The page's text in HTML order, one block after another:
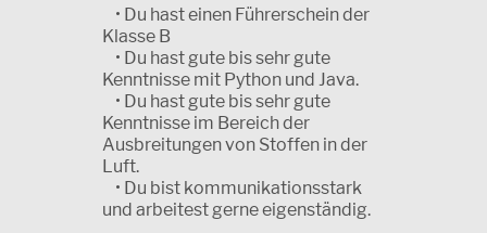
• Du hast einen Führerschein der
Klasse B
• Du hast gute bis sehr gute
Kenntnisse mit Python und Java.
• Du hast gute bis sehr gute
Kenntnisse im Bereich der
Ausbreitungen von Stoffen in der
Luft.
• Du bist kommunikationsstark
und arbeitest gerne eigenständig.